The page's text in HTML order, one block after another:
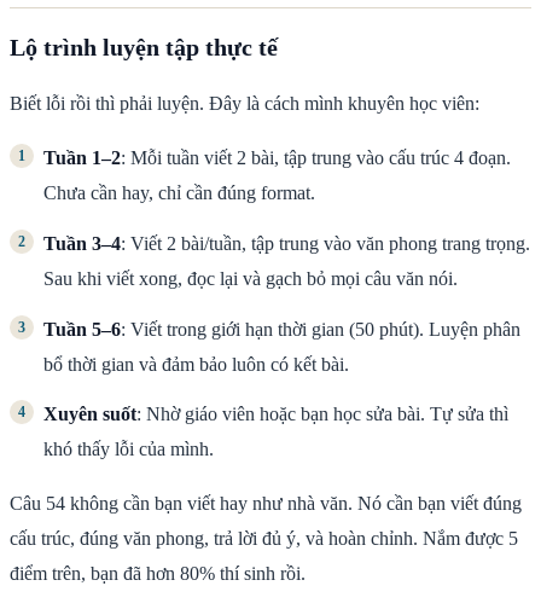
Lộ trình luyện tập thực tế
Biết lỗi rồi thì phải luyện. Đây là cách mình khuyên học viên:
Tuần 1–2: Mỗi tuần viết 2 bài, tập trung vào cấu trúc 4 đoạn.
Chưa cần hay, chỉ cần đúng format.
Tuần 3–4: Viết 2 bài/tuần, tập trung vào văn phong trang trọng.
Sau khi viết xong, đọc lại và gạch bỏ mọi câu văn nói.
Tuần 5–6: Viết trong giới hạn thời gian (50 phút). Luyện phân
bổ thời gian và đảm bảo luôn có kết bài.
Xuyên suốt: Nhờ giáo viên hoặc bạn học sửa bài. Tự sửa thì
khó thấy lỗi của mình.
Câu 54 không cần bạn viết hay như nhà văn. Nó cần bạn viết đúng
cấu trúc, đúng văn phong, trả lời đủ ý, và hoàn chỉnh. Nắm được 5
điểm trên, bạn đã hơn 80% thí sinh rồi.